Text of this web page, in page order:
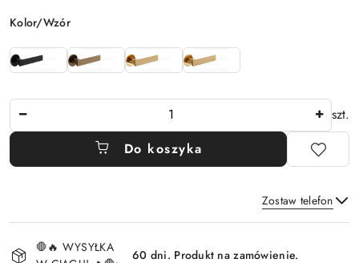
Wariant
Kolor/Wzór
szt.
Do koszyka
Zostaw telefon
Dostępność
i
🛑🔥 WYSYŁKA
60 dni. Produkt na zamówienie.